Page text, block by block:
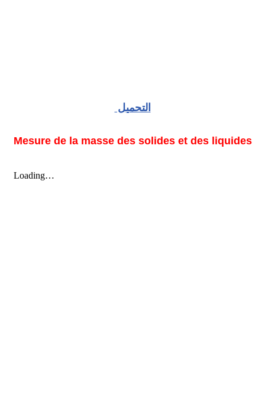
التحميل
Mesure de la masse des solides et des liquides